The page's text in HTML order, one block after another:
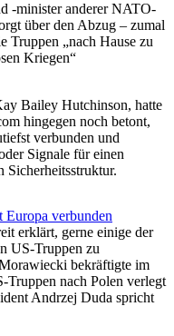
-minister anderer NATO-
über den Abzug – zumal
Truppen „nach Hause zu
Kriegen“
Bailey Hutchinson, hatte
hingegen noch betont,
verbunden und
Signale für einen
Sicherheitsstruktur.
verbunden
erklärt, gerne einige der
US-Truppen zu
bekräftigte im
Truppen nach Polen verlegt
Andrzej Duda spricht